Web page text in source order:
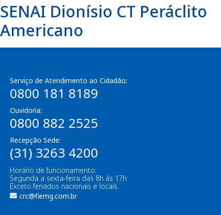
SENAI Dionísio CT Peráclito
Americano
Serviço de Atendimento ao Cidadão:
0800 181 8189
Ouvidoria:
0800 882 2525
Recepção Sede:
(31) 3263 4200
Horário de funcionamento:
Segunda a sexta-feira das 8h às 17h
Exceto feriados nacionais e locais.
crc@fiemg.com.br